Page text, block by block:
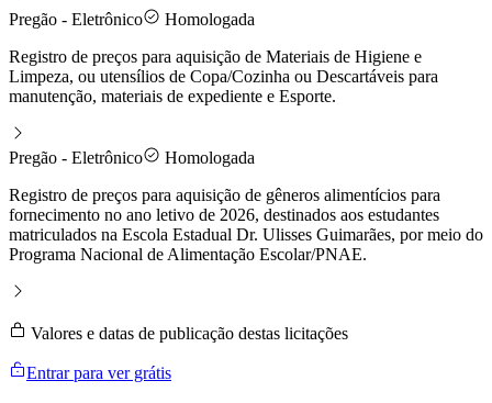
Pregão - Eletrônico
Homologada
Registro de preços para aquisição de Materiais de Higiene e
Limpeza, ou utensílios de Copa/Cozinha ou Descartáveis para
manutenção, materiais de expediente e Esporte.
Pregão - Eletrônico
Homologada
Registro de preços para aquisição de gêneros alimentícios para
fornecimento no ano letivo de 2026, destinados aos estudantes
matriculados na Escola Estadual Dr. Ulisses Guimarães, por meio do
Programa Nacional de Alimentação Escolar/PNAE.
Valores e datas de publicação destas licitações
Entrar para ver grátis